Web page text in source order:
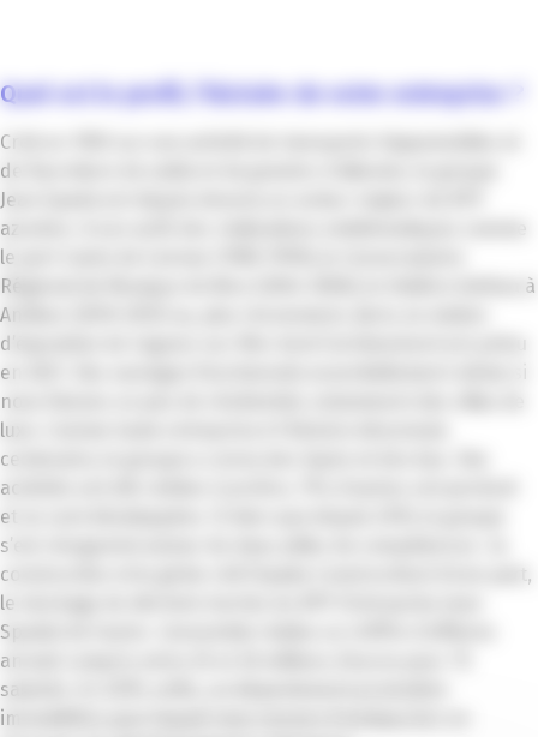
Quel est le profil, l’histoire de votre entreprise ?
Créé en 1920 sur une activité de transports hippomobiles et
de fourniture de sable et de graviers d’alluvion, le groupe
Jean Spada est depuis devenu un acteur majeur du BTP
azuréen. A son actif, des réalisations emblématiques comme
le port Canto de Cannes (1985-1990), le Conservatoire
Régional de Musique de Nice (2004-2006), le théâtre Anthea à
Antibes (2010-2013) ou, plus récemment, Aeris, la station
d’épuration de Cagnes-sur-Mer dont l’achèvement est prévu
en 2021. Des ouvrages fonctionnels essentiellement même si
nous faisons un peu de résidentiel, notamment des villas de
luxe. Comme toute entreprise à l’histoire désormais
centenaire, le groupe a connu des hauts et des bas. Des
activités ont été cédées (carrière, TP), d’autres ont perduré
et se sont développées. Si bien que depuis 2015, le groupe
s’est réorganisé autour de deux pôles de compétences : la
construction et le génie civil (Spada Construction) d’une part,
le stockage de déchets inertes du BTP (Entreprise Jean
Spada) de l’autre. L’ensemble réalise un chiffre d’affaires
annuel compris entre 25 et 30 millions d’euros pour 70
salariés. En 2019, enfin, un département promotion
immobilière pour lequel nous venons d’embaucher un